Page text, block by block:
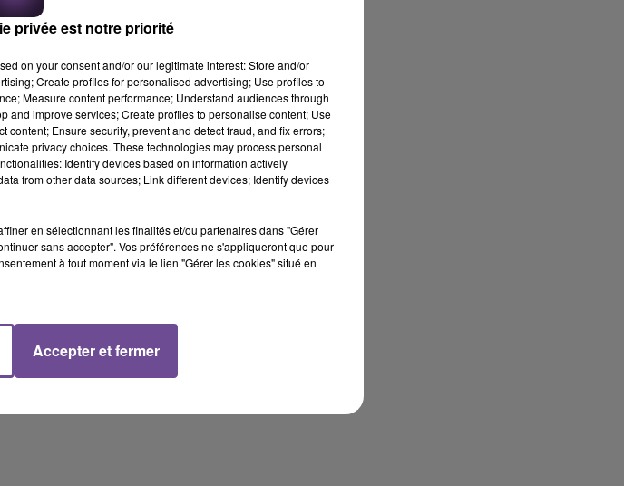
du public avec une orientation
Suivi des comptes clients.
au samedi. BAC 2 avec
privée est notre priorité
on your consent and/or our legitimate interest: Store and/or
Create profiles for personalised advertising; Use profiles to
Measure content performance; Understand audiences through
and improve services; Create profiles to personalise content; Use
Ensure security, prevent and detect fraud, and fix errors;
privacy choices. These technologies may process personal
Identify devices based on information actively
from other data sources; Link different devices; Identify devices
en sélectionnant les finalités et/ou partenaires dans "Gérer
sans accepter". Vos préférences ne s'appliqueront que pour
à tout moment via le lien "Gérer les cookies" situé en
Accepter et fermer